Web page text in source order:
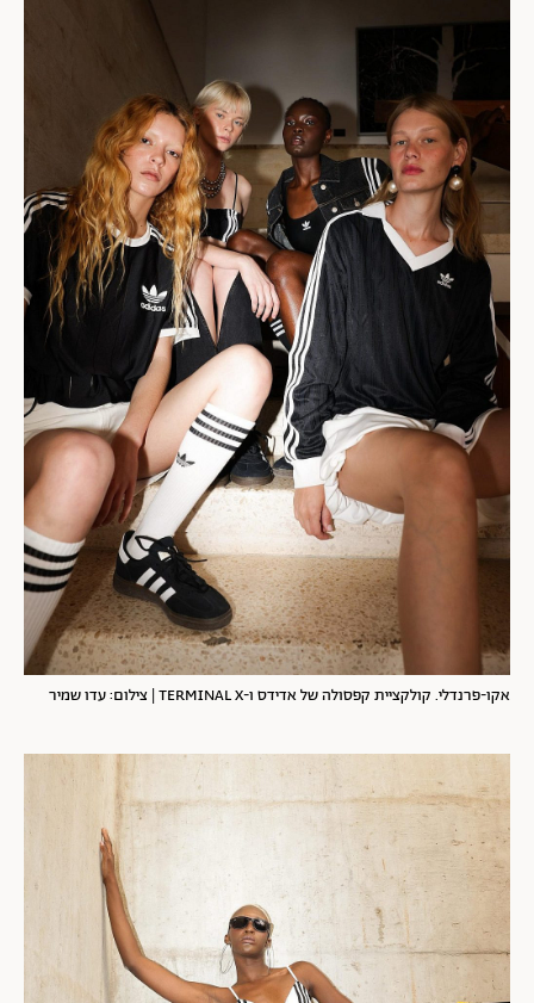
אקו-פרנדלי. קולקציית קפסולה של אדידס ו-TERMINAL X | צילום: עדו שמיר